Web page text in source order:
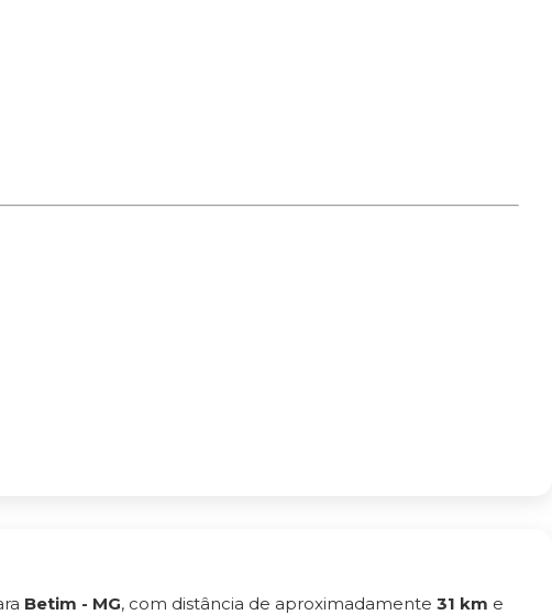
Betim - MG, com distância de aproximadamente 31 km e